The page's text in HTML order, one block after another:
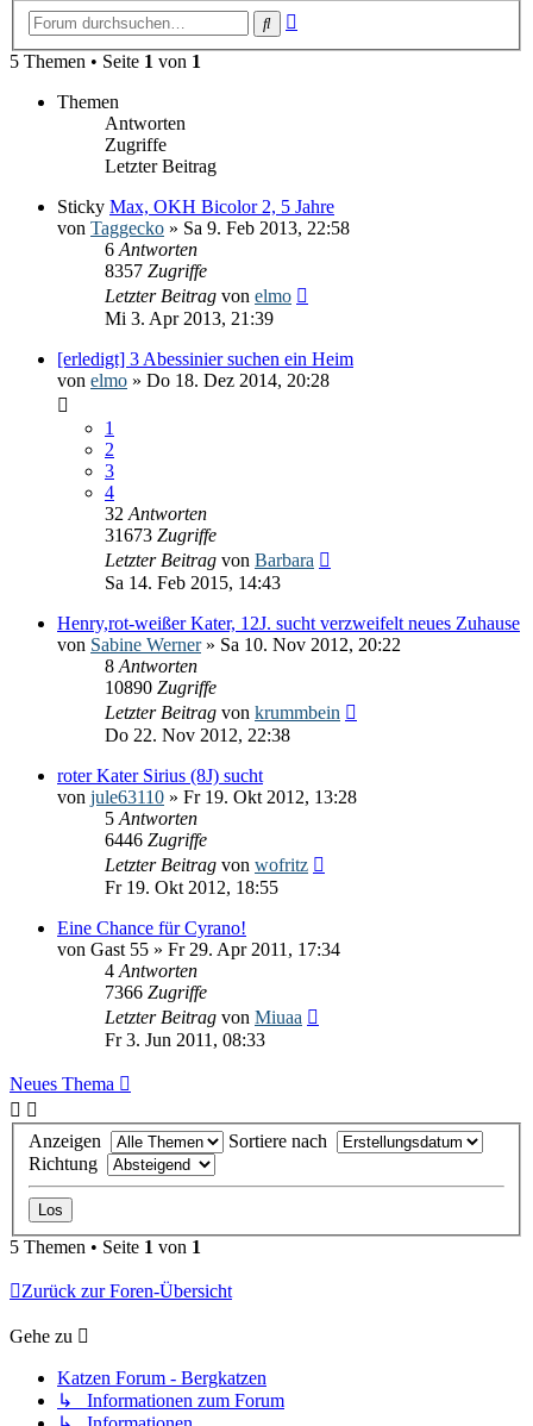
Suche
5 Themen • Seite 1 von 1
Themen
Antworten
Zugriffe
Letzter Beitrag
Sticky Max, OKH Bicolor 2, 5 Jahre
von Taggecko » Sa 9. Feb 2013, 22:58
6 Antworten
8357 Zugriffe
Letzter Beitrag von elmo
Mi 3. Apr 2013, 21:39
[erledigt] 3 Abessinier suchen ein Heim
von elmo » Do 18. Dez 2014, 20:28
1
2
3
4
32 Antworten
31673 Zugriffe
Letzter Beitrag von Barbara
Sa 14. Feb 2015, 14:43
Henry,rot-weißer Kater, 12J. sucht verzweifelt neues Zuhause
von Sabine Werner» Sa 10. Nov 2012, 20:22
8 Antworten
10890 Zugriffe
Letzter Beitrag von krummbein
Do 22. Nov 2012, 22:38
roter Kater Sirius (8J) sucht
von jule63110 » Fr 19. Okt 2012, 13:28
5 Antworten
6446 Zugriffe
Letzter Beitrag von wofritz
Fr 19. Okt 2012, 18:55
Eine Chance für Cyrano!
von Gast 55 » Fr 29. Apr 2011, 17:34
4 Antworten
7366 Zugriffe
Letzter Beitrag von Miuaa
Fr 3. Jun 2011, 08:33
Neues Thema
Anzeigen
Sortiere nach
Richtung
5 Themen • Seite 1 von 1
Zurück zur Foren-Übersicht
Gehe zu
Katzen Forum - Bergkatzen
↳ Informationen zum Forum